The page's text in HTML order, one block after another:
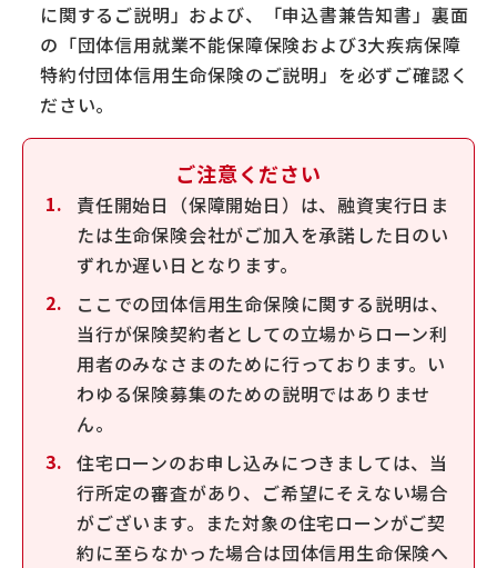
に関するご説明」および、「申込書兼告知書」裏面
の「団体信用就業不能保障保険および3大疾病保障
特約付団体信用生命保険のご説明」を必ずご確認く
ださい。
ご注意ください
責任開始日（保障開始日）は、融資実行日ま
たは生命保険会社がご加入を承諾した日のい
ずれか遅い日となります。
ここでの団体信用生命保険に関する説明は、
当行が保険契約者としての立場からローン利
用者のみなさまのために行っております。い
わゆる保険募集のための説明ではありませ
ん。
住宅ローンのお申し込みにつきましては、当
行所定の審査があり、ご希望にそえない場合
がございます。また対象の住宅ローンがご契
約に至らなかった場合は団体信用生命保険へ